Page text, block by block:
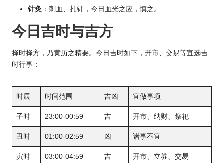
针灸 ：刺血、扎针，今日血光之应，慎之。
今日吉时与吉方
择时择方，乃黄历之精要。今日吉时如下，开市、交易等宜选吉
时行事：
时辰 时间范围 吉凶 宜做事项
子时 23:00-00:59 吉 开市、纳财、祭祀
丑时 01:00-02:59 凶 诸事不宜
寅时 03:00-04:59 吉 开市、立券、交易